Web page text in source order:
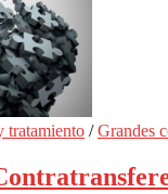
tratamiento /Grandes